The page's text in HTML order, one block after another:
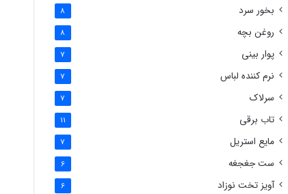
بخور سرد 8
روغن بچه 8
پوار بینی 7
نرم کننده لباس 7
سرلاک 7
تاب برقی 11
مایع استریل 7
ست جغجغه 6
آویز تخت نوزاد 6